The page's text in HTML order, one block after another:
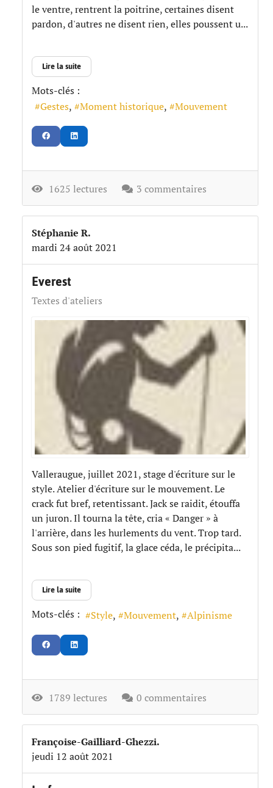
le ventre, rentrent la poitrine, certaines disent
pardon, d'autres ne disent rien, elles poussent u...
Lire la suite
Mots-clés :
Gestes
Moment historique Mouvement
1625 lectures 3 commentaires
Stéphanie R.
mardi 24 août 2021
Everest
Textes d'ateliers
Valleraugue, juillet 2021, stage d'écriture sur le
style. Atelier d'écriture sur le mouvement. Le
crack fut bref, retentissant. Jack se raidit, étouffa
un juron. Il tourna la tête, cria « Danger » à
l'arrière, dans les hurlements du vent. Trop tard.
Sous son pied fugitif, la glace céda, le précipita...
Lire la suite
Mots-clés : Style Mouvement Alpinisme
1789 lectures 0 commentaires
Françoise-Gailliard-Ghezzi.
jeudi 12 août 2021